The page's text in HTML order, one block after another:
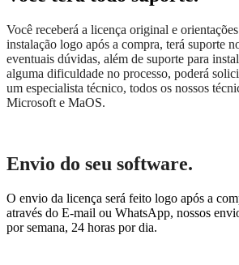
Você receberá a licença original e
instalação logo após a compra, terá suporte
eventuais dúvidas, além de suporte para
alguma dificuldade no processo, poderá
um especialista técnico, todos os nossos
Microsoft e MaOS.
Envio do seu software.
O envio da licença será feito logo após a
através do E-mail ou WhatsApp, nossos
por semana, 24 horas por dia.